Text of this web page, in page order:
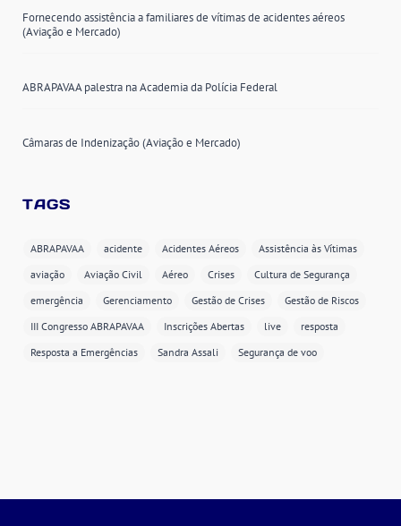
Fornecendo assistência a familiares de vítimas de acidentes aéreos
(Aviação e Mercado)
ABRAPAVAA palestra na Academia da Polícia Federal
Câmaras de Indenização (Aviação e Mercado)
TAGS
ABRAPAVAA acidente Acidentes Aéreos
Assistência às Vítimas
aviação
Aviação Civil Aéreo Crises
Cultura de Segurança
emergência
Gerenciamento Gestão de Crises
Gestão de Riscos
III Congresso ABRAPAVAA
Inscrições Abertas live
resposta
Resposta a Emergências
Sandra Assali Segurança de voo